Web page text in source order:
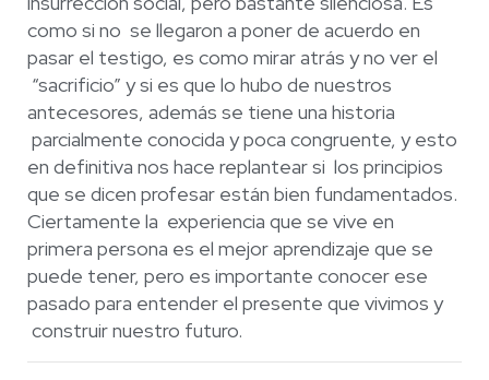
como si no se llegaron a poner de acuerdo en
pasar el testigo, es como mirar atrás y no ver el
“sacrificio” y si es que lo hubo de nuestros
antecesores, además se tiene una historia
parcialmente conocida y poca congruente, y esto
en definitiva nos hace replantear si los principios
que se dicen profesar están bien fundamentados.
Ciertamente la experiencia que se vive en
primera persona es el mejor aprendizaje que se
puede tener, pero es importante conocer ese
pasado para entender el presente que vivimos y
construir nuestro futuro.